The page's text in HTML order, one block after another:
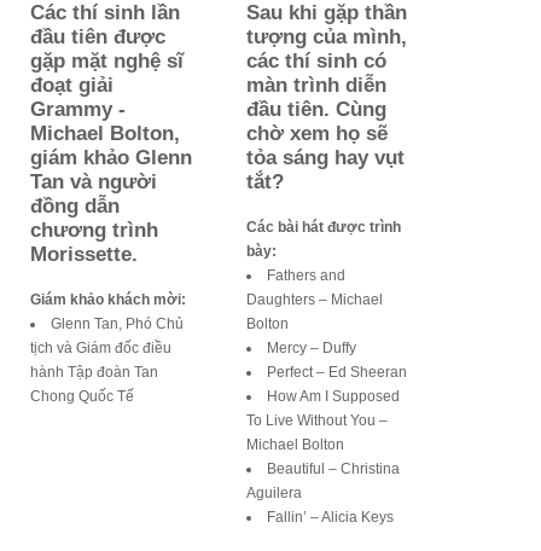
Các thí sinh lần
đầu tiên được
gặp mặt nghệ sĩ
đoạt giải
Grammy -
Michael Bolton,
giám khảo Glenn
Tan và người
đồng dẫn
chương trình
Morissette.
Giám khảo khách mời:
Glenn Tan, Phó Chủ
tịch và Giám đốc điều
hành Tập đoàn Tan
Chong Quốc Tế
Sau khi gặp thần
tượng của mình,
các thí sinh có
màn trình diễn
đầu tiên. Cùng
chờ xem họ sẽ
tỏa sáng hay vụt
tắt?
Các bài hát được trình
bày:
Fathers and
Daughters – Michael
Bolton
Mercy – Duffy
Perfect – Ed Sheeran
How Am I Supposed
To Live Without You –
Michael Bolton
Beautiful – Christina
Aguilera
Fallin’ – Alicia Keys